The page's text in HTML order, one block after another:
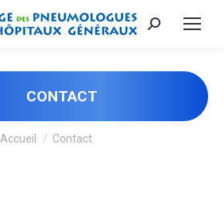
Recherche
CONTACT
Vous êtes ici :
Accueil Contact